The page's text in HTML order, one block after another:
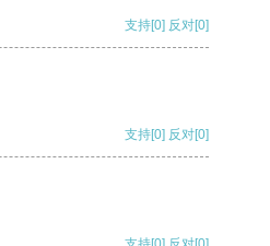
支持[0] 反对[0]
支持[0] 反对[0]